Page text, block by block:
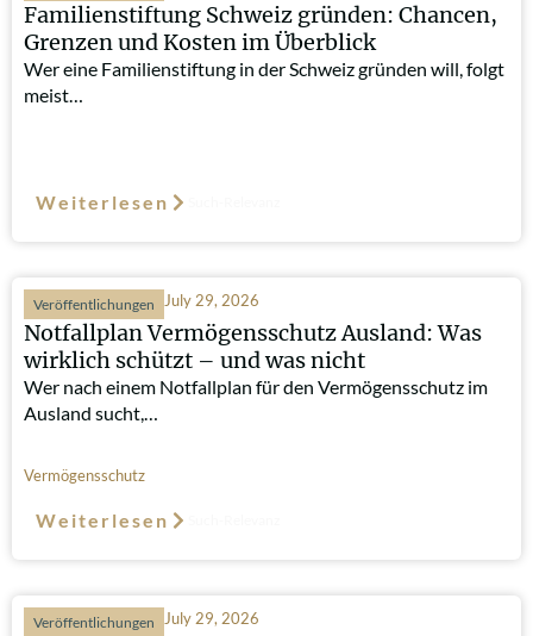
Familienstiftung Schweiz gründen: Chancen,
Grenzen und Kosten im Überblick
Wer eine Familienstiftung in der Schweiz gründen will, folgt
meist…
Weiterlesen
Veröffentlichungen July 29, 2026
Notfallplan Vermögensschutz Ausland: Was
wirklich schützt – und was nicht
Wer nach einem Notfallplan für den Vermögensschutz im
Ausland sucht,…
Vermögensschutz
Weiterlesen
Veröffentlichungen July 29, 2026